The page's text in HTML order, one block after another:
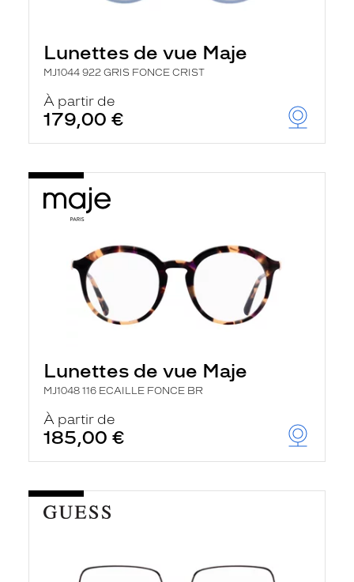
Lunettes de vue Maje
MJ1044 922 GRIS FONCE CRIST
À partir de
179,00 €
Lunettes de vue Maje
MJ1048 116 ECAILLE FONCE BR
À partir de
185,00 €